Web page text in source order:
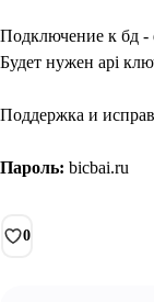
Подключение к бд -
Будет нужен api
Поддержка и
Пароль: bicbai.ru
0